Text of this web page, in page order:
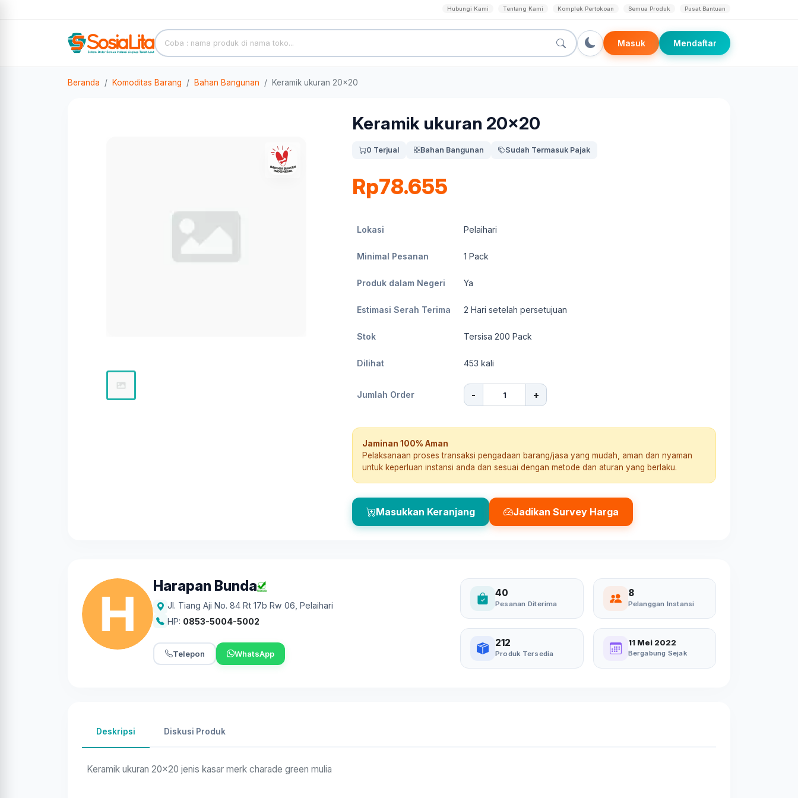
Hubungi Kami Tentang Kami Komplek Pertokoan Semua Produk Pusat Bantuan
Masuk Mendaftar
Beranda Komoditas Barang Bahan Bangunan Keramik ukuran 20x20
Keramik ukuran 20x20
0 Terjual Bahan Bangunan Sudah Termasuk Pajak
Rp78.655
Lokasi Pelaihari
Minimal Pesanan 1 Pack
Produk dalam Negeri Ya
Estimasi Serah Terima 2 Hari setelah persetujuan
Stok Tersisa 200 Pack
Dilihat 453 kali
Jumlah Order - +
Jaminan 100% Aman
Pelaksanaan proses transaksi pengadaan barang/jasa yang mudah, aman dan nyaman
untuk keperluan instansi anda dan sesuai dengan metode dan aturan yang berlaku.
Masukkan Keranjang Jadikan Survey Harga
Harapan Bunda
Jl. Tiang Aji No. 84 Rt 17b Rw 06 Pelaihari
HP: 0853-5004-5002
Telepon WhatsApp
40
Pesanan Diterima
8
Pelanggan Instansi
212
Produk Tersedia
11 Mei 2022
Bergabung Sejak
Deskripsi Diskusi Produk
Keramik ukuran 20x20 jenis kasar merk charade green mulia